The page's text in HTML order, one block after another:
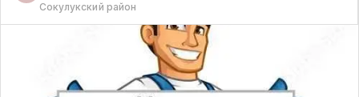
Сокулукский район